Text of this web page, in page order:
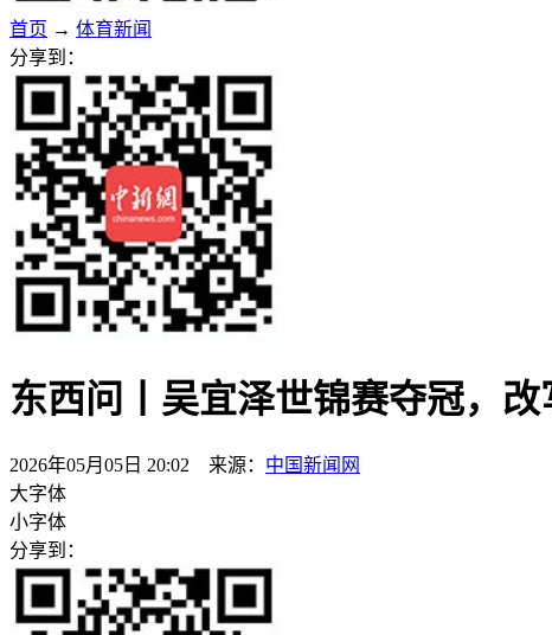
首页 → 体育新闻
分享到：
东西问丨吴宜泽世锦赛夺冠，
2026年05月05日 20:02 来源： 中国新闻网
大字体
小字体
分享到：